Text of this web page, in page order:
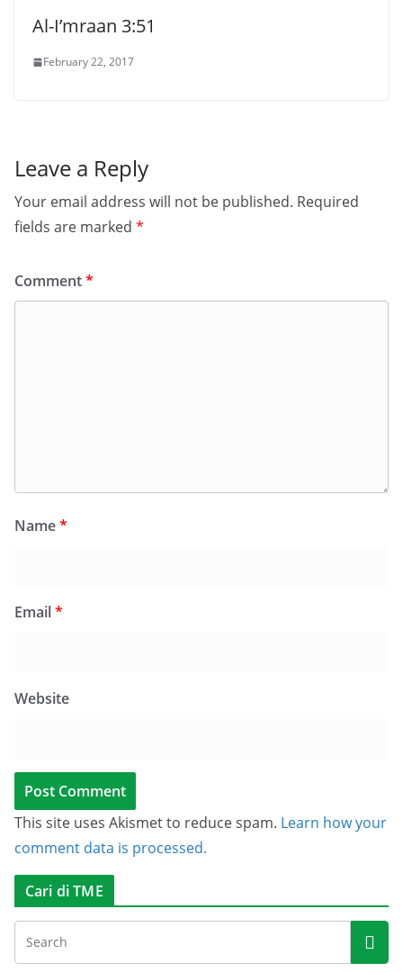
Al-I’mraan 3:51
February 22, 2017
Leave a Reply
Your email address will not be published. Required
fields are marked *
Comment*
Name*
Email*
Website
This site uses Akismet to reduce spam. Learn how your
comment data is processed.
Cari di TME